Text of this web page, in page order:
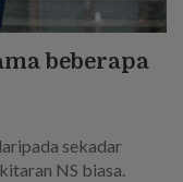
beberapa
sekadar
NS biasa.